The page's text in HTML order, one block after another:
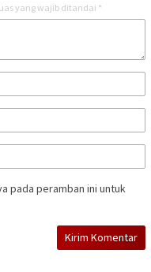
yang wajib ditandai *
pada peramban ini untuk